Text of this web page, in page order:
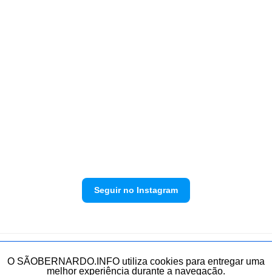
Seguir no Instagram
Política de privacidade Envie sua denúncia
O SÃOBERNARDO.INFO utiliza cookies para entregar uma
melhor experiência durante a navegação.